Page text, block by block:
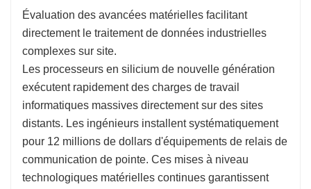
Évaluation des avancées matérielles facilitant
directement le traitement de données industrielles
complexes sur site.
Les processeurs en silicium de nouvelle génération
exécutent rapidement des charges de travail
informatiques massives directement sur des sites
distants. Les ingénieurs installent systématiquement
pour 12 millions de dollars d'équipements de relais de
communication de pointe. Ces mises à niveau
technologiques matérielles continues garantissent